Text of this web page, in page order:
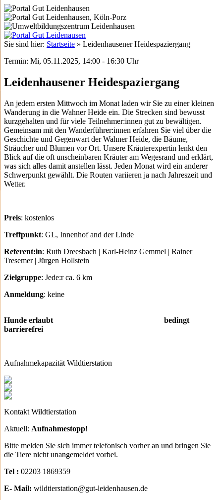
Sie sind hier: Startseite » Leidenhausener Heidespaziergang
Termin: Mi, 05.11.2025, 14:00 - 16:30 Uhr
Leidenhausener Heidespaziergang
An jedem ersten Mittwoch im Monat laden wir Sie zu einer kleinen
Wanderung in die Wahner Heide ein. Die Strecken sind bewusst
kurzgehalten und für viele Teilnehmer:innen gut zu bewältigen.
Gemeinsam mit den Wanderführer:innen erfahren Sie viel über die
Geschichte und Gegenwart der Wahner Heide, die Bäume,
Sträucher und Blumen vor Ort. Unsere Kräuterexpertin lenkt den
Blick auf die oft unscheinbaren Kräuter am Wegesrand und erklärt,
was sich alles damit anstellen lässt. Jeden Monat wird ein anderer
Schwerpunkt gewählt. Die Routen variieren ja nach Jahreszeit und
Wetter.
Preis: kostenlos
Treffpunkt: GL, Innenhof and der Linde
Referent:in: Ruth Dreesbach | Karl-Heinz Gemmel | Rainer
Tresemer | Jürgen Hollstein
Zielgruppe: Jede:r ca. 6 km
Anmeldung: keine
Hunde erlaubt bedingt
barrierefrei
Aufnahmekapazität Wildtierstation
Kontakt Wildtierstation
Aktuell: Aufnahmestopp!
Bitte melden Sie sich immer telefonisch vorher an und bringen Sie
die Tiere nicht unangemeldet vorbei.
Tel : 02203 1869359
E- Mail: wildtierstation@gut-leidenhausen.de